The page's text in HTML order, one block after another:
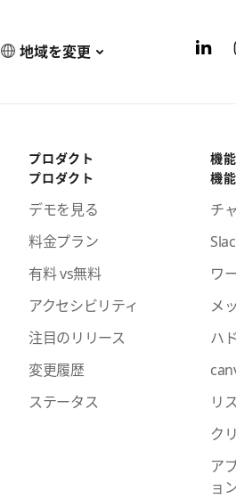
地域を変更
プロダクト
プロダクト
デモを見る
料金プラン
有料 vs無料
アクセシビリティ
注目のリリース
変更履歴
ステータス
機能
機能
チ
ワ
メ
ハ
リ
ク
ア
ョ